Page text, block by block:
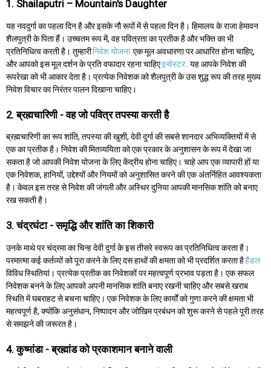
1. Shailaputri – Mountain's Daughter
यह नवदुर्गा का पहला दिन है और इसके नौ रूपों में से पहला दिन है। हिमालय के राजा हेमावन
शैलपुत्री के पिता हैं। उच्चतम रूप में, वह पवित्रता का प्रतीक है और भक्ति का भी
प्रतिनिधित्व करती है। तुम्हारीनिवेश योजना एक मूल अवधारणा पर आधारित होना चाहिए,
और आपको इस मूल दर्शन के प्रति वफादार रहना चाहिएइन्वेस्टर . यह आपके निवेश की
रूपरेखा को भी आकार देता है। प्रत्येक निवेशक को शैलपुत्री के उस शुद्ध रूप की तरह मुख्य
निवेश विचार का निरंतर पालन दिखाना चाहिए।
2. ब्रह्मचारिणी - वह जो पवित्र तपस्या करती है
ब्रह्मचारिणी का रूप शांति, तपस्या की खुशी, देवी दुर्गा की सबसे शानदार अभिव्यक्तियों में से
एक का प्रतीक है। निवेश की मितव्ययिता को एक प्रकार के अनुशासन के रूप में देखा जा
सकता है जो आपकी निवेश योजना के लिए केंद्रीय होना चाहिए। चाहे आप एक व्यापारी हों या
एक निवेशक, हानियों, उद्देश्यों और नियमों को अनुशासित करने की एक अंतर्निहित आवश्यकता
है। केवल इस तरह से निवेश की जंगली और अस्थिर दुनिया आपकी मानसिक शांति को बनाए
रख सकती है।
3. चंद्रघंटा - समृद्धि और शांति का शिकारी
उनके माथे पर चंद्रमा का चिन्ह देवी दुर्गा के इस तीसरे स्वरूप का प्रतिनिधित्व करता है।
परमात्मा कई कर्तव्यों को पूरा करने के लिए दस हाथों की क्षमता को भी प्रदर्शित करता हैहैंडल
विविध स्थितियां। प्रत्येक प्रतीक का निवेशकों पर महत्वपूर्ण प्रभाव पड़ता है। एक सफल
निवेशक बनने के लिए आपको अपनी मानसिक शांति बनाए रखनी चाहिए और सबसे खराब
स्थिति में घबराहट से बचना चाहिए। एक निवेशक के लिए कार्यों को गुणा करने की क्षमता भी
महत्वपूर्ण है, क्योंकि अनुसंधान, निष्पादन और जोखिम प्रबंधन को शुरू करने से पहले पूरी तरह
से समझने की जरूरत है।
4. कुष्मांडा - ब्रह्मांड को प्रकाशमान बनाने वाली